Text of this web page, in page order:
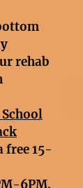
rehab
free 15-
6PM.